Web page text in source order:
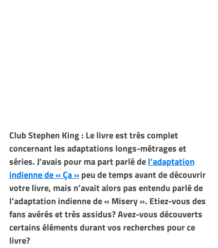
Club Stephen King : Le livre est très complet
concernant les adaptations longs-métrages et
séries. J’avais pour ma part parlé del’adaptation
indienne de « Ça »peu de temps avant de découvrir
votre livre, mais n’avait alors pas entendu parlé de
l’adaptation indienne de « Misery ». Etiez-vous des
fans avérés et très assidus? Avez-vous découverts
certains éléments durant vos recherches pour ce
livre?